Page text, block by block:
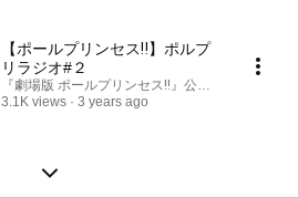
【ポールプリンセス‼︎】ポルプ
リラジオ#２
『劇場版 ポールプリンセス‼』公式チャンネル
3.1K views
3 years ago